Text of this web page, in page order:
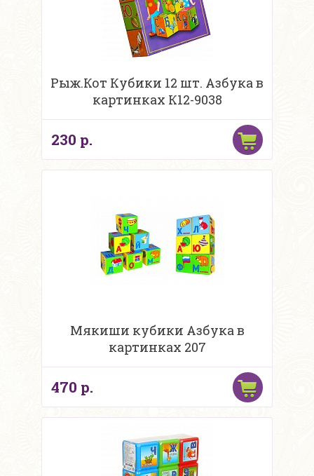
Рыж.Кот Кубики 12 шт. Азбука в
картинках К12-9038
230 р.
Мякиши кубики Азбука в
картинках 207
470 р.